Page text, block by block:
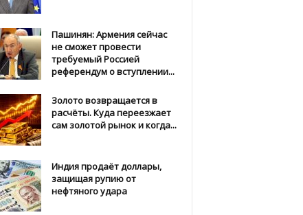
Пашинян: Армения сейчас
не сможет провести
требуемый Россией
референдум о вступлении...
Золото возвращается в
расчёты. Куда переезжает
сам золотой рынок и когда...
Индия продаёт доллары,
защищая рупию от
нефтяного удара